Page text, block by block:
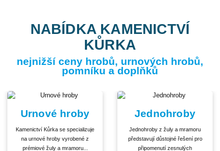
NABÍDKA KAMENICTVÍ
KŮRKA
nejnižší ceny hrobů, urnových hrobů,
pomníku a doplňků
Urnové hroby
Kamenictví Kůrka se specializuje
na urnové hroby vyrobené z
prémiové žuly a mramoru...
Jednohroby
Jednohroby z žuly a mramoru
představují důstojné řešení pro
připomenutí zesnulých